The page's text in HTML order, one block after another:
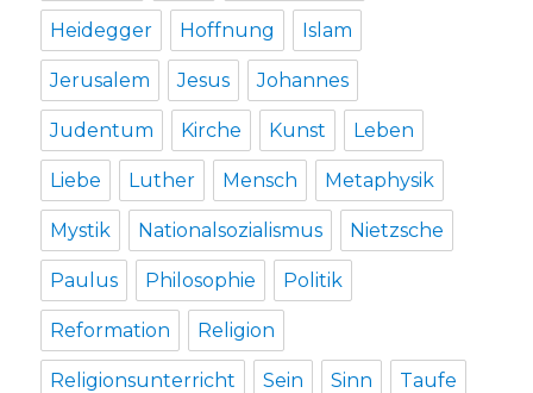
Heidegger Hoffnung Islam
Jerusalem Jesus Johannes
Judentum Kirche Kunst Leben
Liebe Luther Mensch Metaphysik
Mystik Nationalsozialismus Nietzsche
Paulus Philosophie Politik
Reformation Religion
Religionsunterricht Sein Sinn Taufe